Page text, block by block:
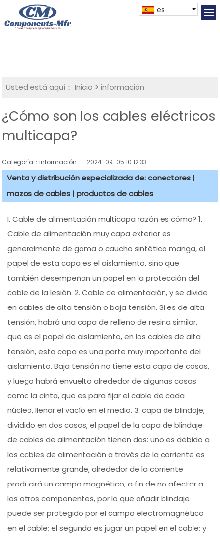
es
Usted está aquí： Inicio >información
¿Cómo son los cables eléctricos
multicapa?
Categoría：información 2024-09-05 10:12:33
Venta y distribución especializada de: conectores |
mazos de cables | productos de cables
I. Cable de alimentación multicapa razón es cómo? 1.
Cable de alimentación muy capa exterior es
generalmente de goma o caucho sintético manga, el
papel de esta capa es el aislamiento, sino que
también desempeñan un papel en la protección del
cable de la lesión. 2. Cable de alimentación, y se divide
en cables de alta tensión o baja tensión. Si es de alta
tensión, habrá una capa de relleno de resina similar,
que es el papel de aislamiento, en los cables de alta
tensión, esta capa es una parte muy importante del
aislamiento. Baja tensión no tiene esta capa de cosas,
y luego habrá envuelto alrededor de algunas cosas
como la cinta, que es para fijar el cable de cada
núcleo, llenar el vacío en el medio. 3. capa de blindaje,
dividido en dos casos, el papel de la capa de blindaje
de cables de alimentación tienen dos: uno es debido a
los cables de alimentación a través de la corriente es
relativamente grande, alrededor de la corriente
producirá un campo magnético, a fin de no afectar a
los otros componentes, por lo que añadir blindaje
puede ser protegido por el campo electromagnético
en el cable; el segundo es jugar un papel en el cable; y